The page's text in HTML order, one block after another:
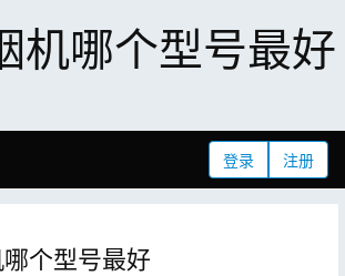
机哪个型号最好
登录 注册
个型号最好